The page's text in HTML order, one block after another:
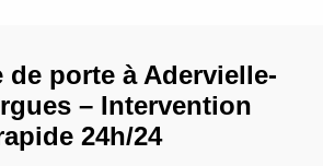
de porte à Adervielle-
– Intervention
24h/24